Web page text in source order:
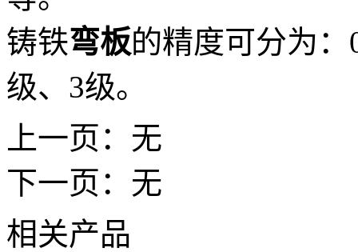
铸铁弯板的精度可分为
级、3级。
上一页：无
下一页：无
相关产品